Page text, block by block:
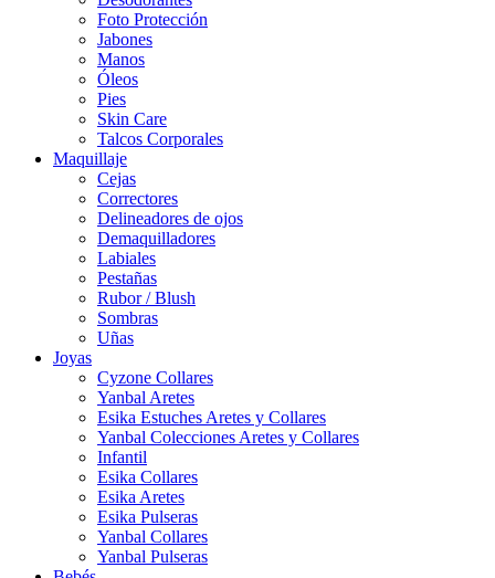
Foto Protección
Jabones
Manos
Óleos
Pies
Skin Care
Talcos Corporales
Maquillaje
Cejas
Correctores
Delineadores de ojos
Demaquilladores
Labiales
Pestañas
Rubor / Blush
Sombras
Uñas
Joyas
Cyzone Collares
Yanbal Aretes
Esika Estuches Aretes y Collares
Yanbal Colecciones Aretes y Collares
Infantil
Esika Collares
Esika Aretes
Esika Pulseras
Yanbal Collares
Yanbal Pulseras